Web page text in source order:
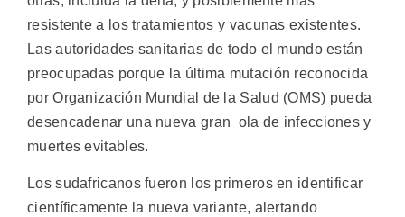
resistente a los tratamientos y vacunas existentes.
Las autoridades sanitarias de todo el mundo están
preocupadas porque la última mutación reconocida
por Organización Mundial de la Salud (OMS) pueda
desencadenar una nueva gran ola de infecciones y
muertes evitables.
Los sudafricanos fueron los primeros en identificar
científicamente la nueva variante, alertando